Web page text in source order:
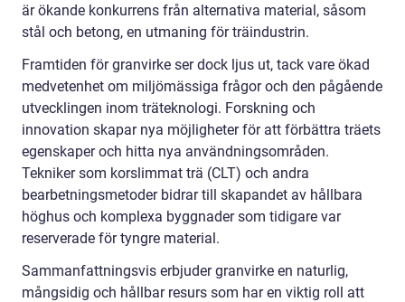
är ökande konkurrens från alternativa material, såsom
stål och betong, en utmaning för träindustrin.
Framtiden för granvirke ser dock ljus ut, tack vare ökad
medvetenhet om miljömässiga frågor och den pågående
utvecklingen inom träteknologi. Forskning och
innovation skapar nya möjligheter för att förbättra träets
egenskaper och hitta nya användningsområden.
Tekniker som korslimmat trä (CLT) och andra
bearbetningsmetoder bidrar till skapandet av hållbara
höghus och komplexa byggnader som tidigare var
reserverade för tyngre material.
Sammanfattningsvis erbjuder granvirke en naturlig,
mångsidig och hållbar resurs som har en viktig roll att